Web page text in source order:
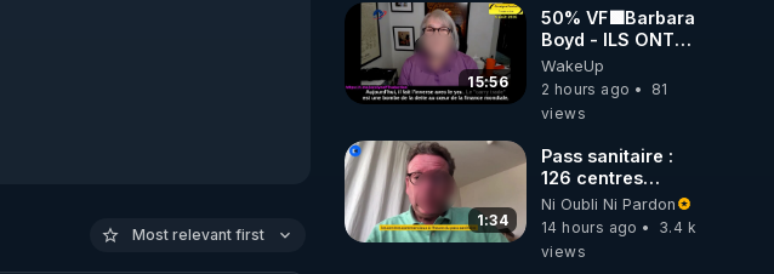
Most relevant first
15:56
50% VF🟩Barbara
Boyd - ILS ONT
MENTI SUR TOUT
-Jocelyne
Traduction
WakeUp
2 hours ago
81
views
1:34
Pass sanitaire :
126 centres
commerciaux
concernés par
l'obligation dans
Ni Oubli Ni Pardon
14 hours ago
3.4 k
views